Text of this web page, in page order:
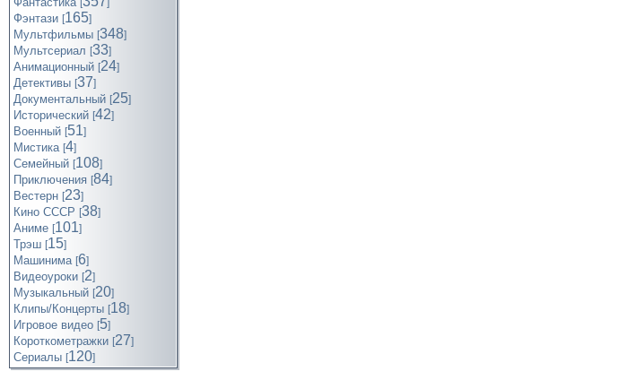
[ ]
Фэнтази [165]
Мультфильмы [348]
Мультсериал [33]
Анимационный [24]
Детективы [37]
Документальный [25]
Исторический [42]
Военный [51]
Мистика [4]
Семейный [108]
Приключения [84]
Вестерн [23]
Кино СССР [38]
Аниме [101]
Трэш [15]
Машинима [6]
Видеоуроки [2]
Музыкальный [20]
Клипы/Концерты [18]
Игровое видео [5]
Короткометражки [27]
Cериалы [120]